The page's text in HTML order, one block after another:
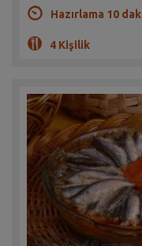
Hazırlama 10
4 Kişilik